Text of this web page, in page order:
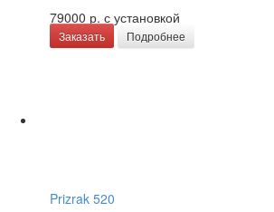
79000 р. с установкой
Заказать Подробнее
Prizrak 520